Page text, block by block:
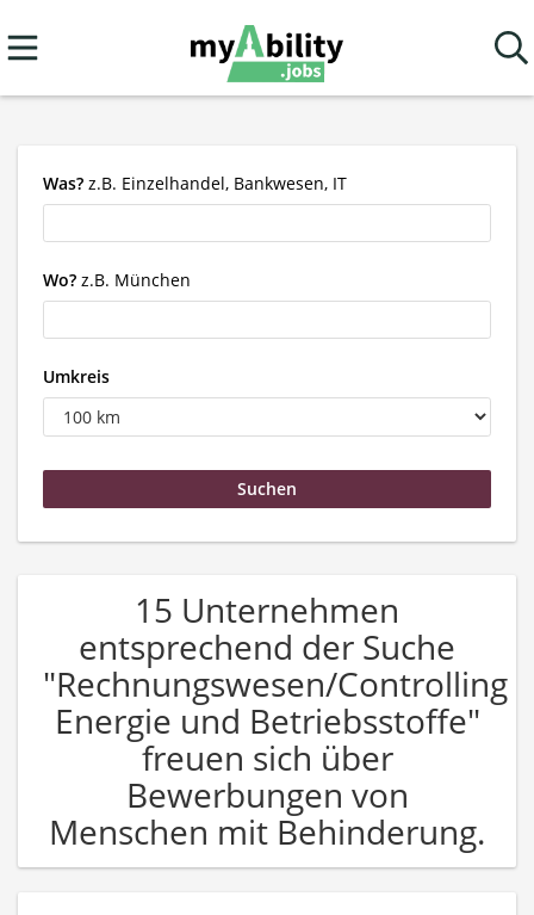
Was? z.B. Einzelhandel, Bankwesen, IT
Wo? z.B. München
Umkreis
15 Unternehmen
entsprechend der Suche
"Rechnungswesen/Controlling
Energie und Betriebsstoffe"
freuen sich über
Bewerbungen von
Menschen mit Behinderung.